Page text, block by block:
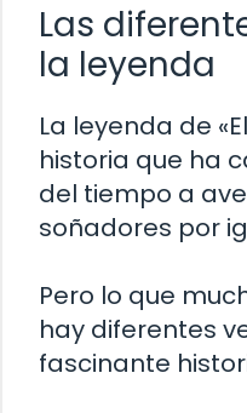
Las
la leyenda
La leyenda de
historia que ha
del tiempo a
soñadores por
Pero lo que
hay diferentes
fascinante